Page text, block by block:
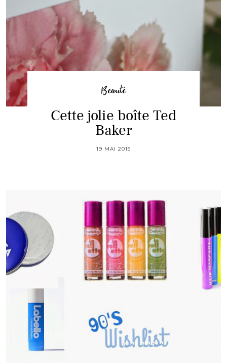
Beauté
Cette jolie boîte Ted
Baker
19 MAI 2015